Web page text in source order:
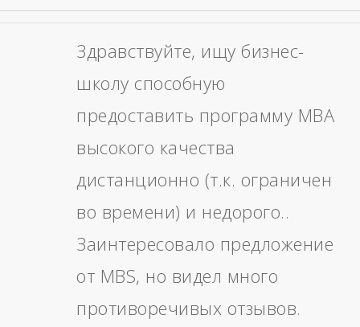
Здравствуйте, ищу бизнес-
школу способную
предоставить программу MBA
высокого качества
дистанционно (т.к. ограничен
во времени) и недорого..
Заинтересовало предложение
от MBS, но видел много
противоречивых отзывов.